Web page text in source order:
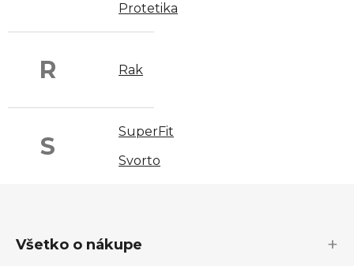
Protetika
R Rak
S
SuperFit
Svorto
Všetko o nákupe